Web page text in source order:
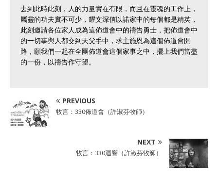
去到此時此刻，人的力量實在有限，而且在靈魂的工作上，
屬靈的功夫實不可少，耀文深信以諾家中的每個都是精英，
此刻邀請各位家人成為這佈道會中的禱告勇士，把佈道會中
的一切事與人都交到天父手中，求主施恩為這個佈道會開
路，願我們一起在全團佈道會這個家事之中，擺上我們當盡
的一份，以禱告作守望。
PREVIOUS
牧言：330佈道會（許淑芬牧師）
NEXT
牧言：330迴響（許淑芬牧師）